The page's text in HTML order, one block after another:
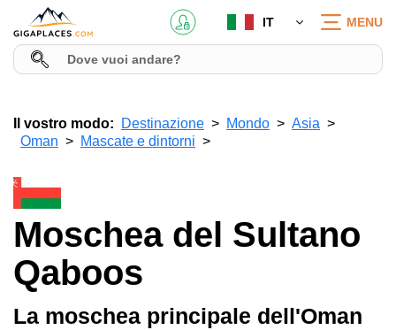
IT MENU
Il vostro modo: Destinazione Mondo
Asia
Oman
Mascate e dintorni
Moschea del Sultano
Qaboos
La moschea principale dell'Oman